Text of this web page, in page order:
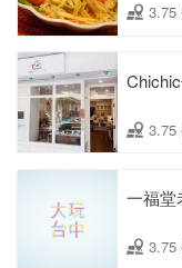
3.75
3.75
一福堂
3.75